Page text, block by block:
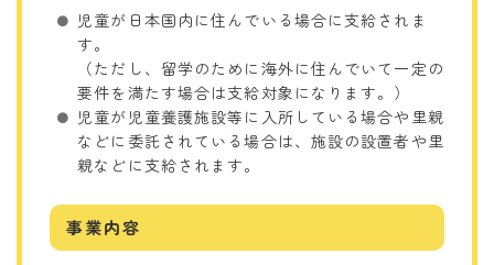
児童が日本国内に住んでいる場合に支給されま
す。
（ただし、留学のために海外に住んでいて一定の
要件を満たす場合は支給対象になります。）
児童が児童養護施設等に入所している場合や里親
などに委託されている場合は、施設の設置者や里
親などに支給されます。
事業内容